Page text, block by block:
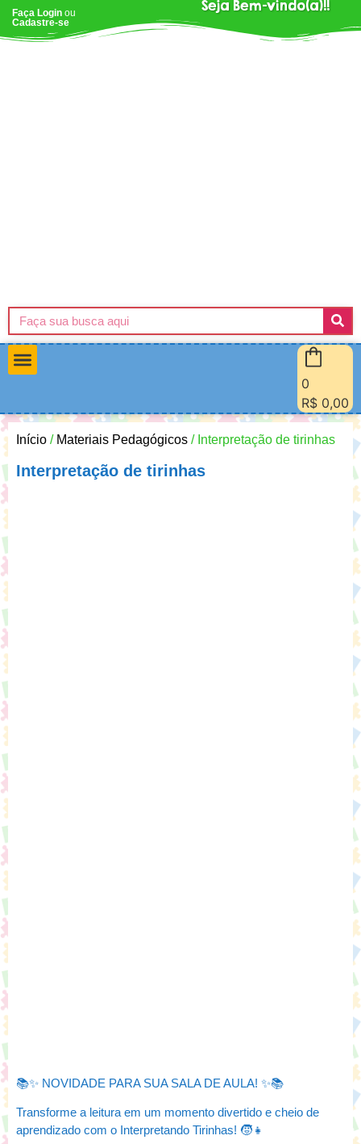
Faça Login ou
Cadastre-se
Seja Bem-vindo(a)!!
0
R$ 0,00
Início / Materiais Pedagógicos / Interpretação de tirinhas
Interpretação de tirinhas
📚✨ NOVIDADE PARA SUA SALA DE AULA! ✨📚
Transforme a leitura em um momento divertido e cheio de
aprendizado com o Interpretando Tirinhas! 🧒👧